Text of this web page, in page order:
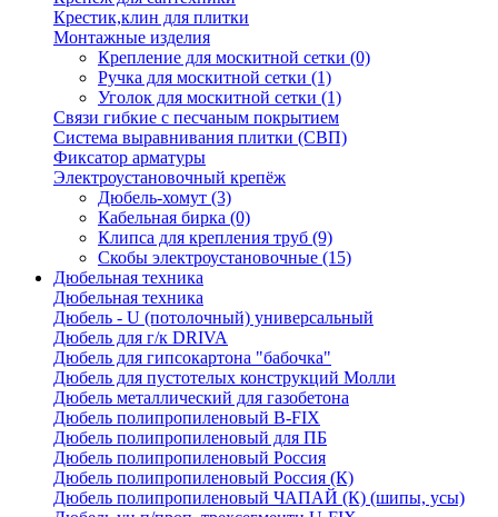
Крестик,клин для плитки
Монтажные изделия
Крепление для москитной сетки (0)
Ручка для москитной сетки (1)
Уголок для москитной сетки (1)
Связи гибкие с песчаным покрытием
Система выравнивания плитки (СВП)
Фиксатор арматуры
Электроустановочный крепёж
Дюбель-хомут (3)
Кабельная бирка (0)
Клипса для крепления труб (9)
Скобы электроустановочные (15)
Дюбельная техника
Дюбельная техника
Дюбель - U (потолочный) универсальный
Дюбель для г/к DRIVA
Дюбель для гипсокартона "бабочка"
Дюбель для пустотелых конструкций Молли
Дюбель металлический для газобетона
Дюбель полипропиленовый В-FIX
Дюбель полипропиленовый для ПБ
Дюбель полипропиленовый Россия
Дюбель полипропиленовый Россия (К)
Дюбель полипропиленовый ЧАПАЙ (К) (шипы, усы)